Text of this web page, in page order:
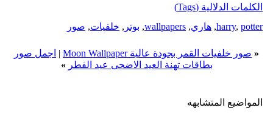
الكلمات الدلالية (Tags)
harry, potter
, هاري,
wallpapers
, بوتر , خلفيات, صور
« صور خلفيات القمر بجودة عالية Moon Wallpaper | اجمل صور
بطاقات تهنة العيد الاضحى عيد الفطر »
المواضيع المتشابهه